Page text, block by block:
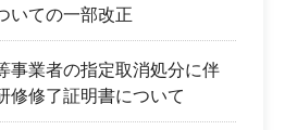
いての一部改正
事業者の指定取消処分に伴
修修了証明書について